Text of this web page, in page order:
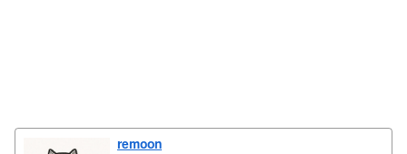
remoon